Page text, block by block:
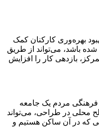
بهره‌وری کارکنان کمک
باشد، می‌تواند از طریق
بازدهی کار را افزایش
فرهنگی مردم یک جامعه
محلی در طراحی، می‌تواند
که در آن ساکن هستیم و